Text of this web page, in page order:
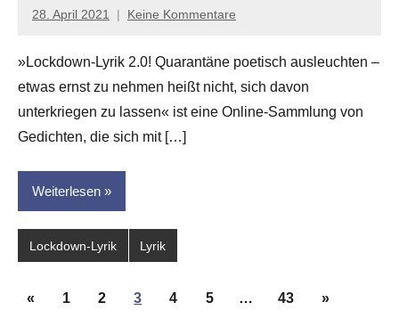
28. April 2021
Anton
Leitner
Keine Kommentare
»Lockdown-Lyrik 2.0! Quarantäne poetisch ausleuchten –
etwas ernst zu nehmen heißt nicht, sich davon
unterkriegen zu lassen« ist eine Online-Sammlung von
Gedichten, die sich mit […]
Weiterlesen
Lockdown-Lyrik Lyrik
Seitennummerierung
«Vorherige
1 2 3 4 5 … 43
Nächste
»